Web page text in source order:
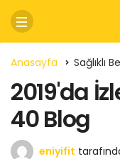
Anasayfa Sağlıklı
2019'da
40 Blog
eniyifit